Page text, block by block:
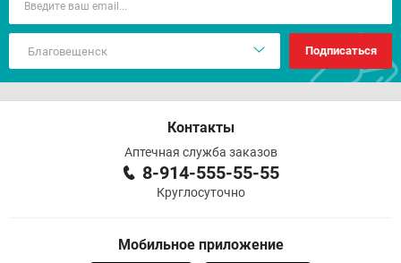
Подписаться
Контакты
Аптечная служба заказов
8-914-555-55-55
Круглосуточно
Мобильное приложение